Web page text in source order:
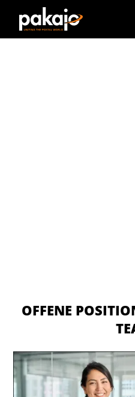
OFFENE